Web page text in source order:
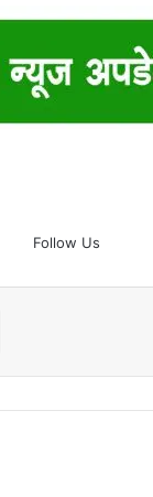
Follow Us
Print